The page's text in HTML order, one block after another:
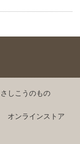
さしこうのもの
オンラインストア
Back to top